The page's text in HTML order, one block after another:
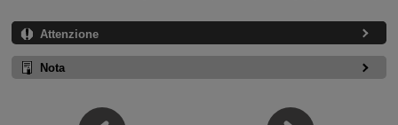
Attenzione
Nota